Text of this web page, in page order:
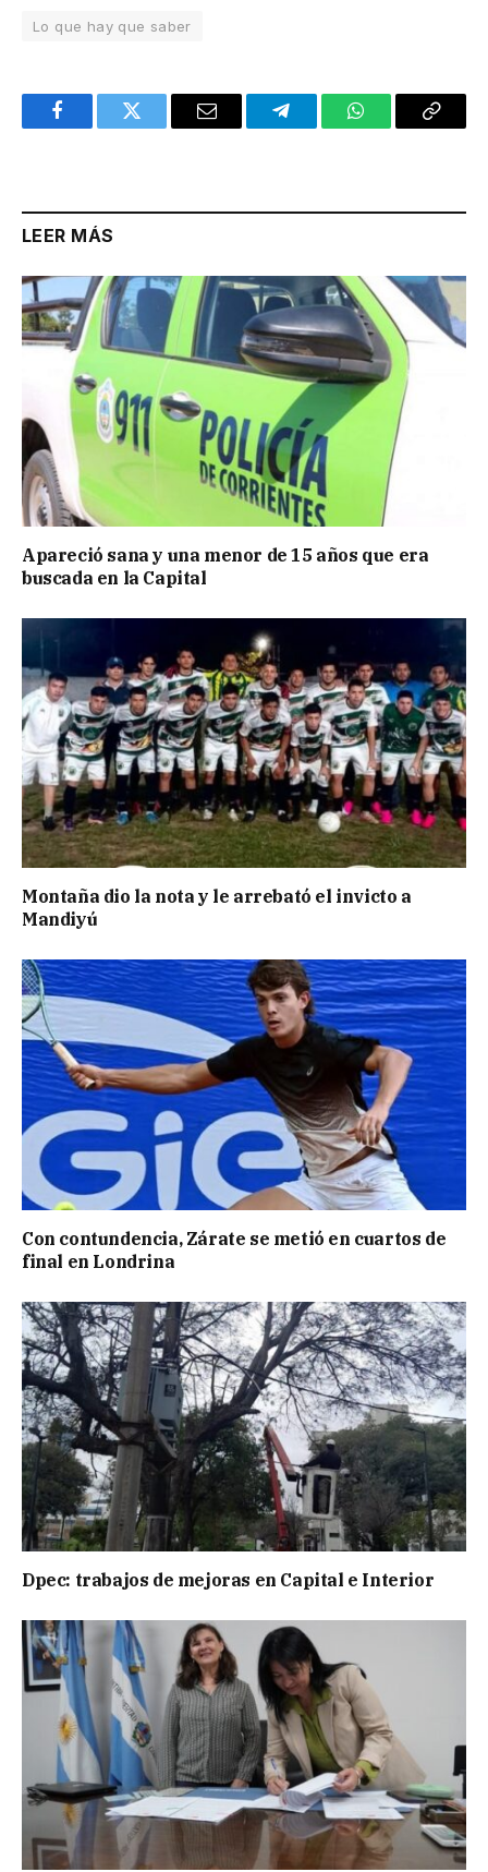
Lo que hay que saber
FacebookTwitter Email TelegramWhatsAppCopy
LEER MÁS
Apareció sana y una menor de 15 años que era
buscada en la Capital
Montaña dio la nota y le arrebató el invicto a
Mandiyú
Con contundencia, Zárate se metió en cuartos de
final en Londrina
Dpec: trabajos de mejoras en Capital e Interior